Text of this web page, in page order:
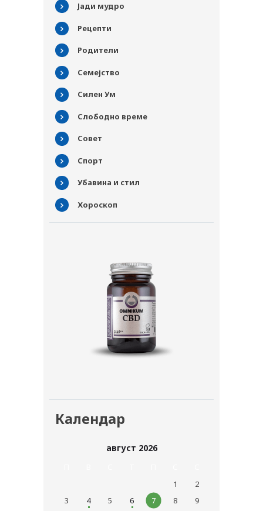
Јади мудро
Рецепти
Родители
Семејство
Силен Ум
Слободно време
Совет
Спорт
Убавина и стил
Хороскоп
Календар
август 2026
1
2
3
4 5 6 7 8
9